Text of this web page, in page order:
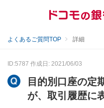
よくあるご質問TOP 詳細
ID:5787 作成日: 2021/06/03
目的別口座の定
が、取引履歴に